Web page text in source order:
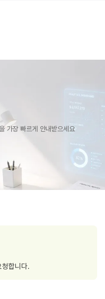
가장 빠르게 안내받으세요
합니다.